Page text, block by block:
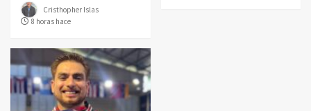
Cristhopher Islas
8 horas hace